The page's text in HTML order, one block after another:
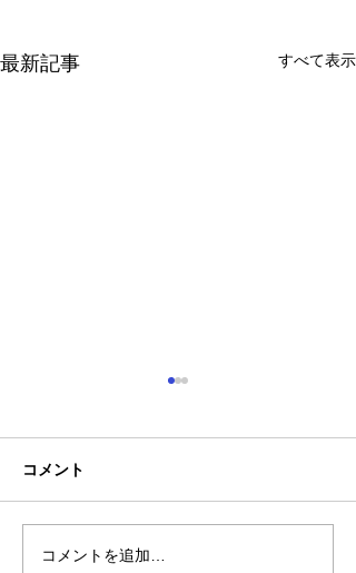
最新記事 すべて表示
熊本地震明けの営業につ
コメント
コメントを追加…